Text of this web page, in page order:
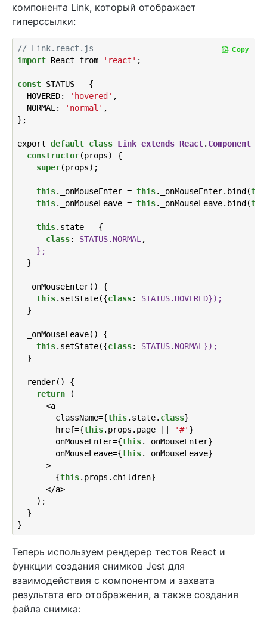
компонента Link, который отображает
гиперссылки:
// Link.react.js
import React from 'react' ;
const STATUS = {
  HOVERED:
'hovered' ,
  NORMAL:
'normal' ,
};
export default class Link extends React. Component
constructor(props) {
super(props);
this._onMouseEnter = this._onMouseEnter.bind(
this._onMouseLeave = this._onMouseLeave.bind(
this.state = {
class: STATUS.NORMAL ,
};
  }
  _onMouseEnter() {
this.setState({class: STATUS.HOVERED});
  }
  _onMouseLeave() {
this.setState({class: STATUS.NORMAL});
  }
  render() {
return (
      <a
        className={
this.state. class}
        href={
this.props.page || '#' }
        onMouseEnter={
this._onMouseEnter}
        onMouseLeave={
this._onMouseLeave}
      >
        {
this.props.children}
      </a>
    );
  }
Copy
Теперь используем рендерер тестов React и
функции создания снимков Jest для
взаимодействия с компонентом и захвата
результата его отображения, а также создания
файла снимка: